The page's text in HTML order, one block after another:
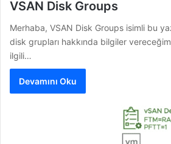
VSAN Disk Groups
Merhaba, VSAN Disk Groups isimli bu
disk grupları hakkında bilgiler
ilgili…
Devamını Oku